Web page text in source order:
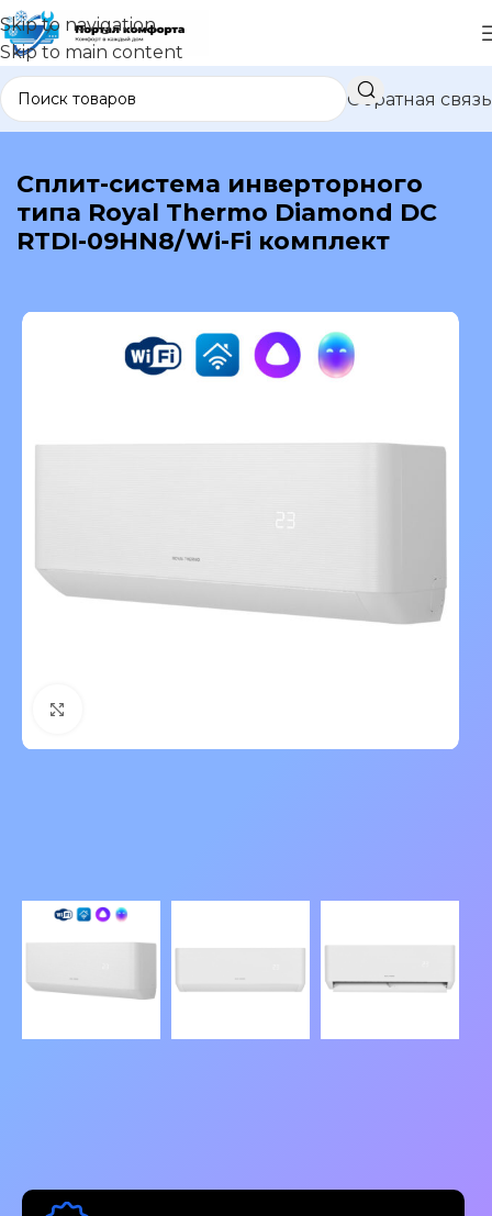
Skip to navigation
Skip to main content
Обратная связь
В каталог
Сплит-система инверторного
типа Royal Thermo Diamond DC
RTDI-09HN8/Wi-Fi комплект